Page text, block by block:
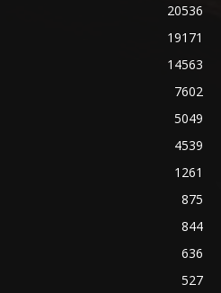
20536
19171
14563
7602
5049
4539
1261
875
844
636
527